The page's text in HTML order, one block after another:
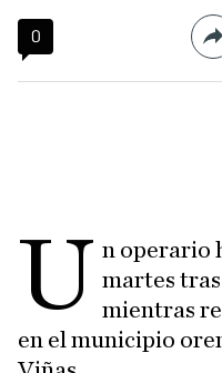
0
U n operario
martes
mientras
en el municipio